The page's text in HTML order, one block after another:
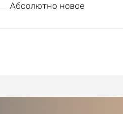
Абсолютно новое